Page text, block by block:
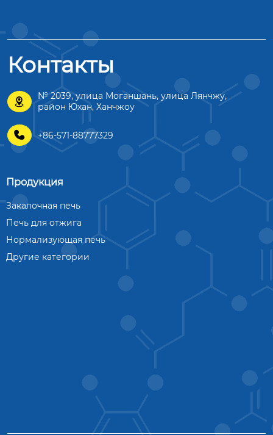
Контакты

№ 2039, улица Моганшань, улица Лянчжу,
район Юхан, Ханчжоу
 +86-571-88777329
Продукция
Закалочная печь
Печь для отжига
Нормализующая печь
Другие категории